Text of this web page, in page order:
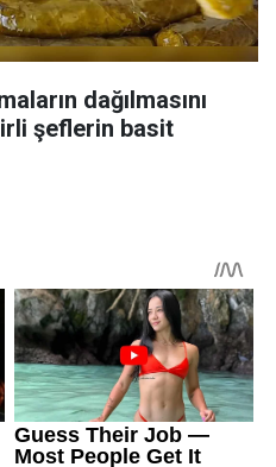
dağılmasını
şeflerin basit